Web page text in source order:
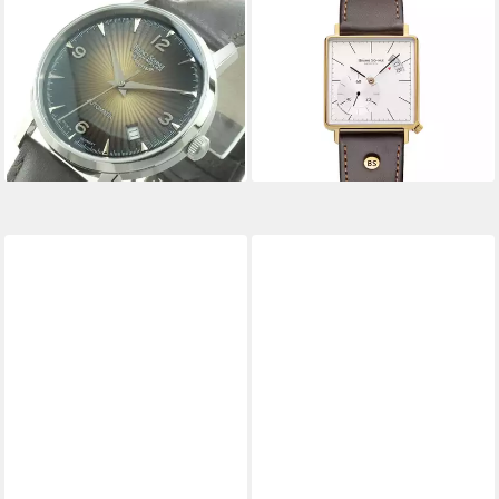
BRUNO SÖHNLE
Automatikuhr Damen Uhr
Stuttgart II Small Saphirglas
Glasboden
919,00 € UVP 1.495,00 €
-39%
lieferbar - in 2-3 Werktagen bei dir
BRUNO SÖHNLE
Quarzuhr Herrenuhr
Glashütte Bruno Söhnle
Rondo III Edelstahl
goldplattiert
ab 624,99 €
lieferbar - in 2-3 Werktagen bei dir